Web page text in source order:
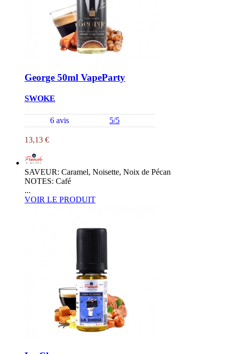
George 50ml VapeParty
SWOKE
6 avis 5/5
13,13 €
SAVEUR: Caramel, Noisette, Noix de Pécan
NOTES: Café
...
VOIR LE PRODUIT